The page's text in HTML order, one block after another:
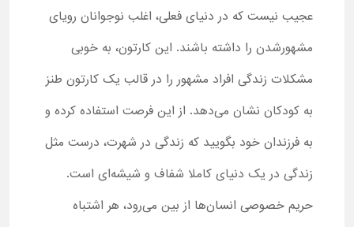
عجیب نیست که در دنیای فعلی، اغلب نوجوانان رویای
مشهورشدن را داشته باشند. این کارتون، به خوبی
مشکلات زندگی افراد مشهور را در قالب یک کارتون طنز
به کودکان نشان می‌دهد. از این فرصت استفاده کرده و
به فرزندان خود بگویید که زندگی در شهرت، درست مثل
زندگی در یک دنیای کاملا شفاف و شیشه‌ای است.
حریم خصوصی انسان‌ها از بین می‌رود، هر اشتباه